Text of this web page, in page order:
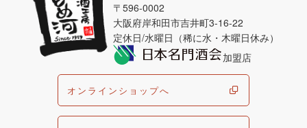
〒596-0002
大阪府岸和田市吉井町3-16-22
定休日/水曜日（稀に水・木曜日休み）
加盟店
オンラインショップへ